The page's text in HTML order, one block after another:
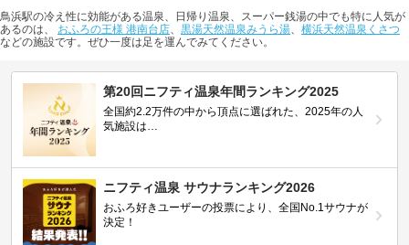
鳥浜駅の冷え性に効能がある温泉、日帰り温泉、スーパー銭湯の中でも特に人気が
あるのは、 おふろの王様 港南台店、 黒湯天然温泉みうら湯、 横浜天然温泉くさつ
などの施設です。ぜひ一度は足を運んでみてください。
第20回ニフティ温泉年間ランキング2025
全国約2.2万件の中から頂点に選ばれた、2025年の人
気施設は…
ニフティ温泉 サウナランキング2026
おふろ好きユーザーの投票により、全国No.1サウナが
決定！